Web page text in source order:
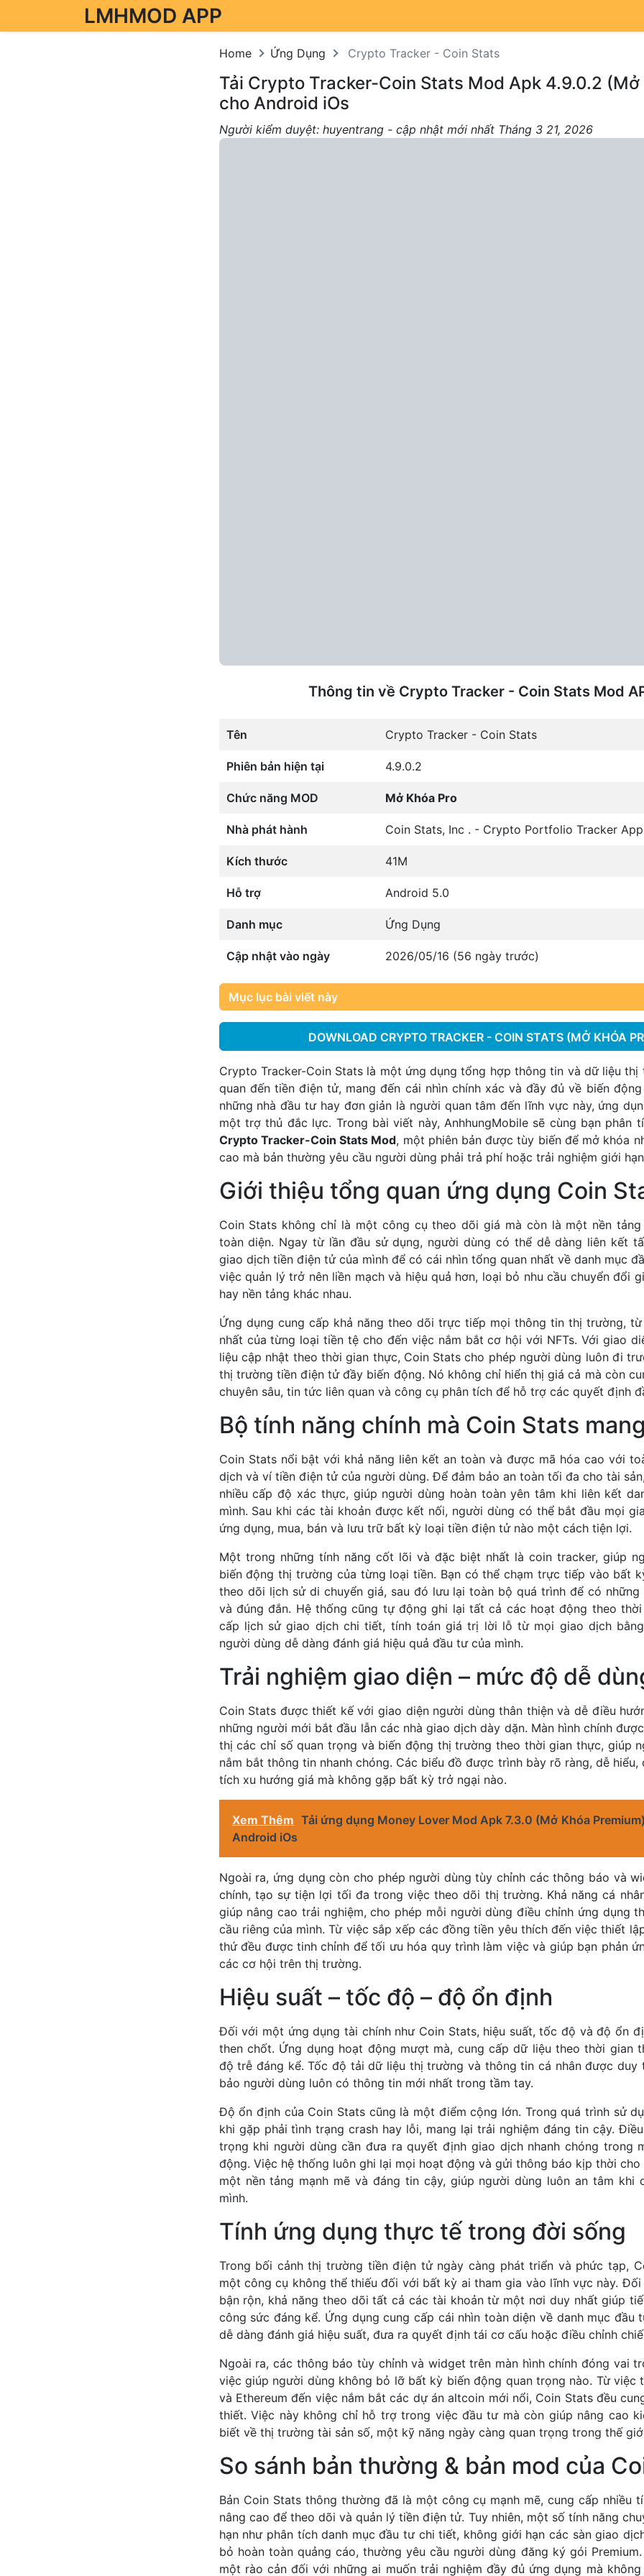
LMHMOD APP
Home Ứng Dụng Crypto Tracker - Coin Stats
Tải Crypto Tracker-Coin Stats Mod Apk 4.9.0.2 (Mở
cho Android iOs
Người kiểm duyệt: huyentrang - cập nhật mới nhất Tháng 3 21, 2026
Thông tin về Crypto Tracker - Coin Stats Mod
Tên Crypto Tracker - Coin Stats
Phiên bản hiện tại 4.9.0.2
Chức năng MOD Mở Khóa Pro
Nhà phát hành Coin Stats, Inc . - Crypto Portfolio Tracker App
Kích thước 41M
Hỗ trợ Android 5.0
Danh mục Ứng Dụng
Cập nhật vào ngày 2026/05/16 (56 ngày trước)
Mục lục bài viết này
DOWNLOAD CRYPTO TRACKER - COIN STATS (MỞ KHÓA
Crypto Tracker-Coin Stats là một ứng dụng tổng hợp thông tin và dữ liệu
quan đến tiền điện tử, mang đến cái nhìn chính xác và đầy đủ về biến
những nhà đầu tư hay đơn giản là người quan tâm đến lĩnh vực này, ứng
một trợ thủ đắc lực. Trong bài viết này, AnhhungMobile sẽ cùng bạn phân
Crypto Tracker-Coin Stats Mod, một phiên bản được tùy biến để mở khóa
cao mà bản thường yêu cầu người dùng phải trả phí hoặc trải nghiệm giới
Giới thiệu tổng quan ứng dụng Coin
Coin Stats không chỉ là một công cụ theo dõi giá mà còn là một nền
toàn diện. Ngay từ lần đầu sử dụng, người dùng có thể dễ dàng liên kết
giao dịch tiền điện tử của mình để có cái nhìn tổng quan nhất về danh mục
việc quản lý trở nên liền mạch và hiệu quả hơn, loại bỏ nhu cầu chuyển đổi
hay nền tảng khác nhau.
Ứng dụng cung cấp khả năng theo dõi trực tiếp mọi thông tin thị trường,
nhất của từng loại tiền tệ cho đến việc nắm bắt cơ hội với NFTs. Với giao
liệu cập nhật theo thời gian thực, Coin Stats cho phép người dùng luôn đi
thị trường tiền điện tử đầy biến động. Nó không chỉ hiển thị giá cả mà còn
chuyên sâu, tin tức liên quan và công cụ phân tích để hỗ trợ các quyết định
Bộ tính năng chính mà Coin Stats
Coin Stats nổi bật với khả năng liên kết an toàn và được mã hóa cao với
dịch và ví tiền điện tử của người dùng. Để đảm bảo an toàn tối đa cho tài
nhiều cấp độ xác thực, giúp người dùng hoàn toàn yên tâm khi liên kết
mình. Sau khi các tài khoản được kết nối, người dùng có thể bắt đầu mọi
ứng dụng, mua, bán và lưu trữ bất kỳ loại tiền điện tử nào một cách tiện lợi.
Một trong những tính năng cốt lõi và đặc biệt nhất là coin tracker, giúp
biến động thị trường của từng loại tiền. Bạn có thể chạm trực tiếp vào bất
theo dõi lịch sử di chuyển giá, sau đó lưu lại toàn bộ quá trình để có
và đúng đắn. Hệ thống cũng tự động ghi lại tất cả các hoạt động theo
cấp lịch sử giao dịch chi tiết, tính toán giá trị lời lỗ từ mọi giao dịch
người dùng dễ dàng đánh giá hiệu quả đầu tư của mình.
Trải nghiệm giao diện – mức độ dễ
Coin Stats được thiết kế với giao diện người dùng thân thiện và dễ điều
những người mới bắt đầu lẫn các nhà giao dịch dày dặn. Màn hình chính
thị các chỉ số quan trọng và biến động thị trường theo thời gian thực, giúp
nắm bắt thông tin nhanh chóng. Các biểu đồ được trình bày rõ ràng, dễ hiểu,
tích xu hướng giá mà không gặp bất kỳ trở ngại nào.
Xem Thêm Tải ứng dụng Money Lover Mod Apk 7.3.0 (Mở Khóa
Android iOs
Ngoài ra, ứng dụng còn cho phép người dùng tùy chỉnh các thông báo và
chính, tạo sự tiện lợi tối đa trong việc theo dõi thị trường. Khả năng cá
giúp nâng cao trải nghiệm, cho phép mỗi người dùng điều chỉnh ứng dụng
cầu riêng của mình. Từ việc sắp xếp các đồng tiền yêu thích đến việc thiết
thứ đều được tinh chỉnh để tối ưu hóa quy trình làm việc và giúp bạn phản
các cơ hội trên thị trường.
Hiệu suất – tốc độ – độ ổn định
Đối với một ứng dụng tài chính như Coin Stats, hiệu suất, tốc độ và độ ổn
then chốt. Ứng dụng hoạt động mượt mà, cung cấp dữ liệu theo thời gian
độ trễ đáng kể. Tốc độ tải dữ liệu thị trường và thông tin cá nhân được duy
bảo người dùng luôn có thông tin mới nhất trong tầm tay.
Độ ổn định của Coin Stats cũng là một điểm cộng lớn. Trong quá trình sử
khi gặp phải tình trạng crash hay lỗi, mang lại trải nghiệm đáng tin cậy.
trọng khi người dùng cần đưa ra quyết định giao dịch nhanh chóng trong
động. Việc hệ thống luôn ghi lại mọi hoạt động và gửi thông báo kịp thời
một nền tảng mạnh mẽ và đáng tin cậy, giúp người dùng luôn an tâm khi
mình.
Tính ứng dụng thực tế trong đời sống
Trong bối cảnh thị trường tiền điện tử ngày càng phát triển và phức tạp,
một công cụ không thể thiếu đối với bất kỳ ai tham gia vào lĩnh vực này.
bận rộn, khả năng theo dõi tất cả các tài khoản từ một nơi duy nhất giúp
công sức đáng kể. Ứng dụng cung cấp cái nhìn toàn diện về danh mục đầu
dễ dàng đánh giá hiệu suất, đưa ra quyết định tái cơ cấu hoặc điều chỉnh
Ngoài ra, các thông báo tùy chỉnh và widget trên màn hình chính đóng vai
việc giúp người dùng không bỏ lỡ bất kỳ biến động quan trọng nào. Từ việc
và Ethereum đến việc nắm bắt các dự án altcoin mới nổi, Coin Stats đều
thiết. Việc này không chỉ hỗ trợ trong việc đầu tư mà còn giúp nâng cao
biết về thị trường tài sản số, một kỹ năng ngày càng quan trọng trong thế
So sánh bản thường & bản mod của
Bản Coin Stats thông thường đã là một công cụ mạnh mẽ, cung cấp nhiều
nâng cao để theo dõi và quản lý tiền điện tử. Tuy nhiên, một số tính năng
hạn như phân tích danh mục đầu tư chi tiết, không giới hạn các sàn giao
bỏ hoàn toàn quảng cáo, thường yêu cầu người dùng đăng ký gói
một rào cản đối với những ai muốn trải nghiệm đầy đủ ứng dụng mà